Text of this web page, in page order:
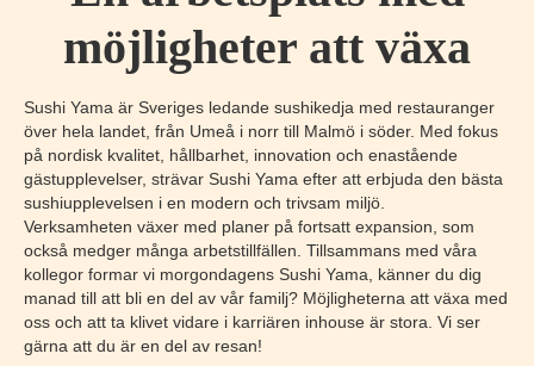
möjligheter att växa
Sushi Yama är Sveriges ledande sushikedja med restauranger
över hela landet, från Umeå i norr till Malmö i söder. Med fokus
på nordisk kvalitet, hållbarhet, innovation och enastående
gästupplevelser, strävar Sushi Yama efter att erbjuda den bästa
sushiupplevelsen i en modern och trivsam miljö.
Verksamheten växer med planer på fortsatt expansion, som
också medger många arbetstillfällen. Tillsammans med våra
kollegor formar vi morgondagens Sushi Yama, känner du dig
manad till att bli en del av vår familj? Möjligheterna att växa med
oss och att ta klivet vidare i karriären inhouse är stora. Vi ser
gärna att du är en del av resan!